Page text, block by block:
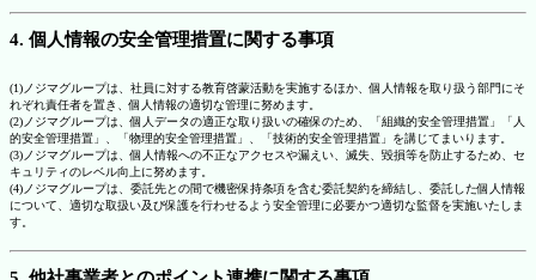
4. 個人情報の安全管理措置に関する事項
(1)ノジマグループは、社員に対する教育啓蒙活動を実施するほか、個人情報を取り扱う部門にそ
れぞれ責任者を置き、個人情報の適切な管理に努めます。
(2)ノジマグループは、個人データの適正な取り扱いの確保のため、「組織的安全管理措置」「人
的安全管理措置」、「物理的安全管理措置」、「技術的安全管理措置」を講じてまいります。
(3)ノジマグループは、個人情報への不正なアクセスや漏えい、滅失、毀損等を防止するため、セ
キュリティのレベル向上に努めます。
(4)ノジマグループは、委託先との間で機密保持条項を含む委託契約を締結し、委託した個人情報
について、適切な取扱い及び保護を行わせるよう安全管理に必要かつ適切な監督を実施いたしま
す。